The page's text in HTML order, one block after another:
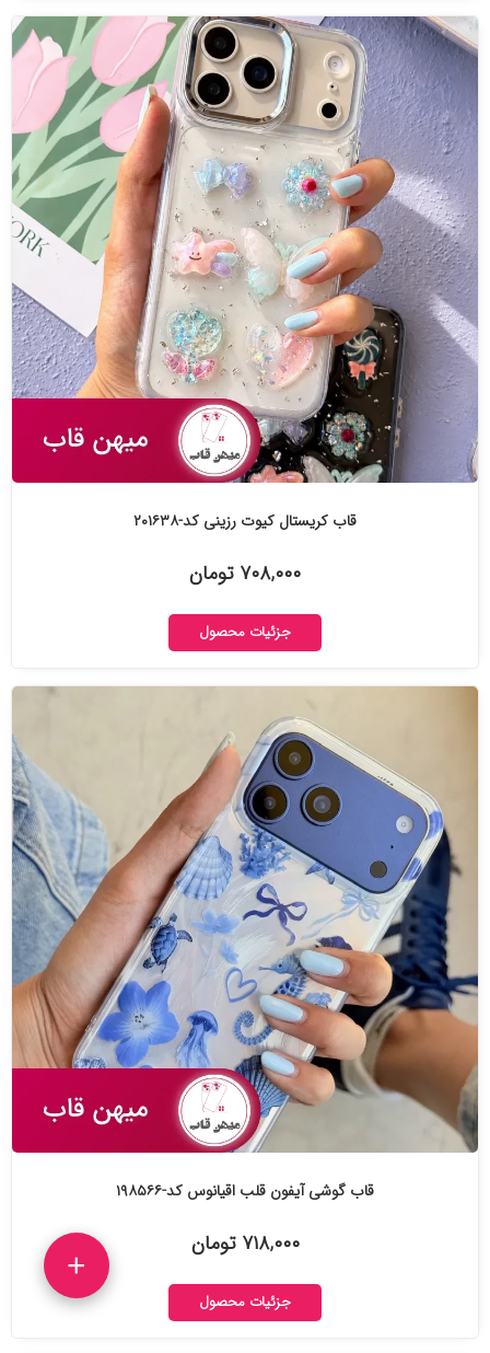
قاب کریستال کیوت رزینی کد-۲۰۱۶۳۸
۷۰۸,۰۰۰ تومان
جزئیات محصول
قاب گوشی آیفون قلب اقیانوس کد-۱۹۸۵۶۶
۷۱۸,۰۰۰ تومان
جزئیات محصول
+